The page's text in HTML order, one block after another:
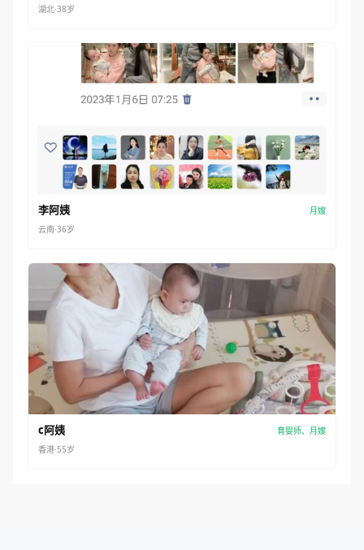
湖北·38岁
李阿姨
月嫂
云南·36岁
c阿姨
育婴师、月嫂
香港·55岁